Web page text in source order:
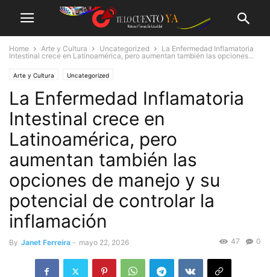
Home Arte y Cultura Uncategorized
La Enfermedad Inflamatoria
Intestinal crece en Latinoamérica, pero aumentan también las opciones...
Arte y Cultura Uncategorized
La Enfermedad Inflamatoria
Intestinal crece en
Latinoamérica, pero
aumentan también las
opciones de manejo y su
potencial de controlar la
inflamación
By Janet Ferreira - mayo 22, 2026 0
47